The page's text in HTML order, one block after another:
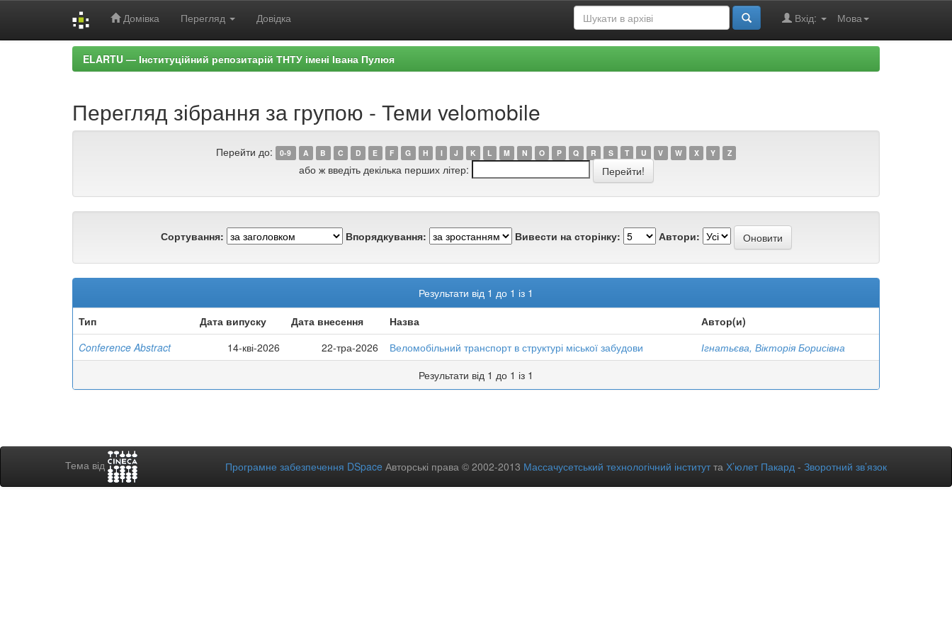
Домівка Перегляд Довідка Мова
Вхід:
ELARTU — Інституційний репозитарій ТНТУ імені Івана Пулюя
Перегляд зібрання за групою - Теми velomobile
Перейти до: 0-9 A B C D E F G H I J K L M N O P Q R S T U V W X Y Z
або ж введіть декілька перших літер:
Сортування: Впорядкування: Вивести на сторінку: Автори:
Результати від 1 до 1 із 1
Тип
Дата випуску Дата внесення Назва
Автор(и)
Conference Abstract
14-кві-2026 22-тра-2026 Веломобільний транспорт в структурі міської забудови
Ігнатьєва, Вікторія Борисівна
Результати від 1 до 1 із 1
Тема від Програмне забезпечення DSpace Авторські права © 2002-2013 Массачусетський технологічний інститутта Х’юлет Пакард - Зворотний зв’язок